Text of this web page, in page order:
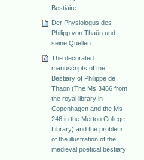
Bestiaire
Der Physiologus des
Philipp von Thaün und
seine Quellen
The decorated
manuscripts of the
Bestiary of Philippe de
Thaon (The Ms 3466 from
the royal library in
Copenhagen and the Ms
246 in the Merton College
Library) and the problem
of the illustration of the
medieval poetical bestiary